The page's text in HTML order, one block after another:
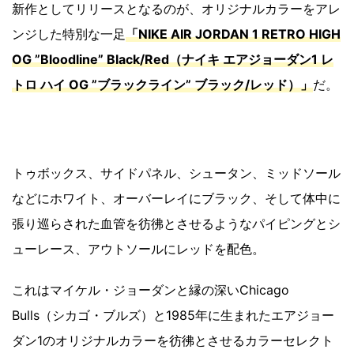
新作としてリリースとなるのが、オリジナルカラーをアレ
ンジした特別な一足「NIKE AIR JORDAN 1 RETRO HIGH
OG ”Bloodline” Black/Red（ナイキ エアジョーダン1 レ
トロ ハイ OG ”ブラックライン” ブラック/レッド）」だ。
トゥボックス、サイドパネル、シュータン、ミッドソール
などにホワイト、オーバーレイにブラック、そして体中に
張り巡らされた血管を彷彿とさせるようなパイピングとシ
ューレース、アウトソールにレッドを配色。
これはマイケル・ジョーダンと縁の深いChicago
Bulls（シカゴ・ブルズ）と1985年に生まれたエアジョー
ダン1のオリジナルカラーを彷彿とさせるカラーセレクト